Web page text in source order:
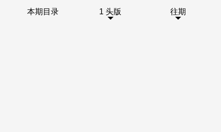
本期目录 1 头版 往期